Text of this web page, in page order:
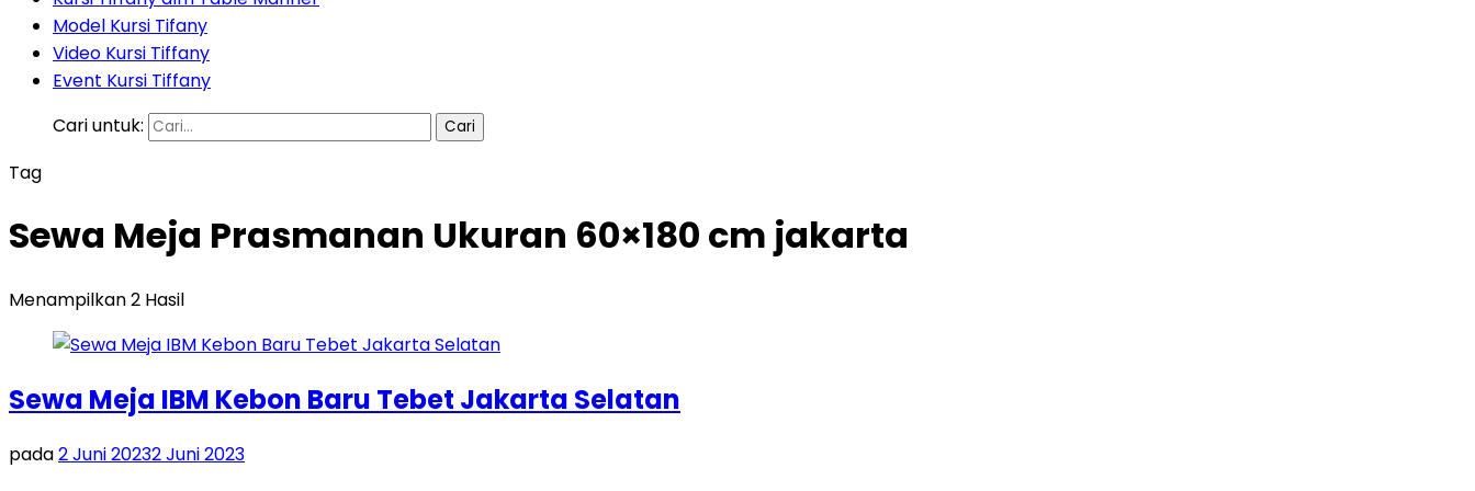
Model Kursi Tifany
Video Kursi Tiffany
Event Kursi Tiffany
Cari untuk:
Tag
Sewa Meja Prasmanan Ukuran 60×180 cm jakarta
Menampilkan 2 Hasil
Sewa Meja IBM Kebon Baru Tebet Jakarta Selatan
pada2 Juni 20232 Juni 2023